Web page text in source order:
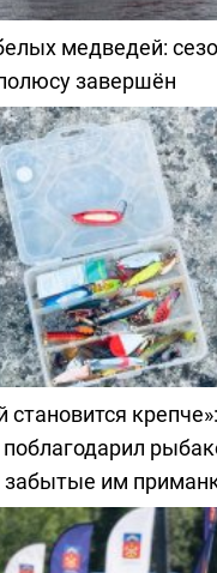
медведей:
завершён
крепче»:
забытые им